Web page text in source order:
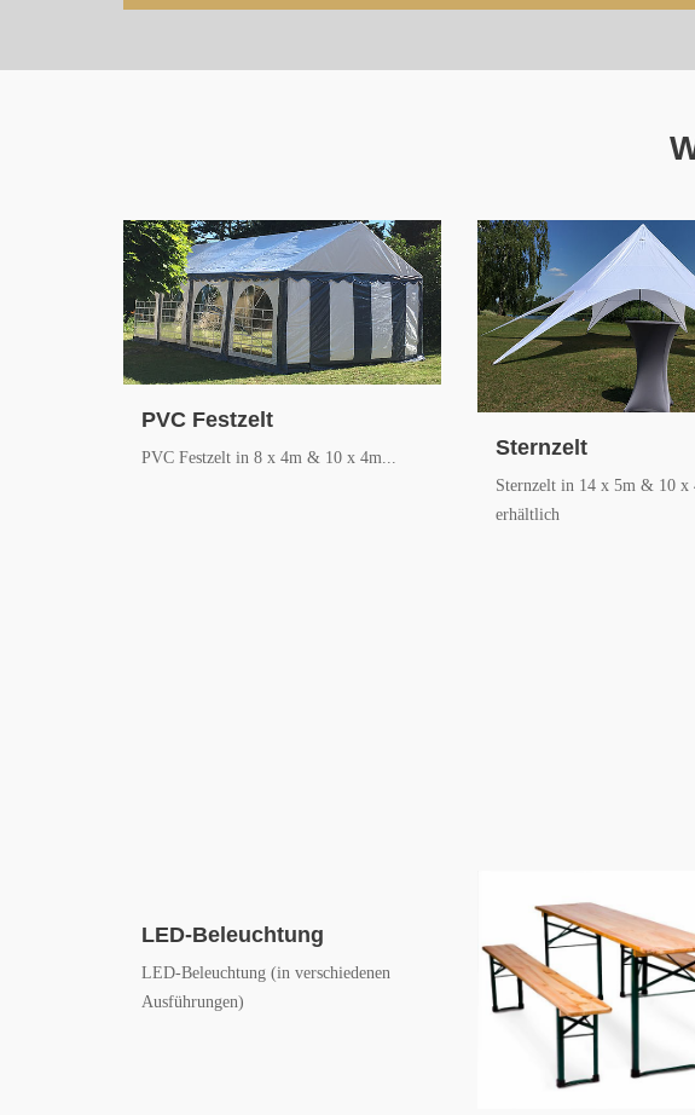
PVC Festzelt
PVC Festzelt in 8 x 4m & 10 x 4m... Sternzelt
Sternzelt in 14 x 5m & 10 x
erhältlich
LED-Beleuchtung
LED-Beleuchtung (in verschiedenen
Ausführungen)